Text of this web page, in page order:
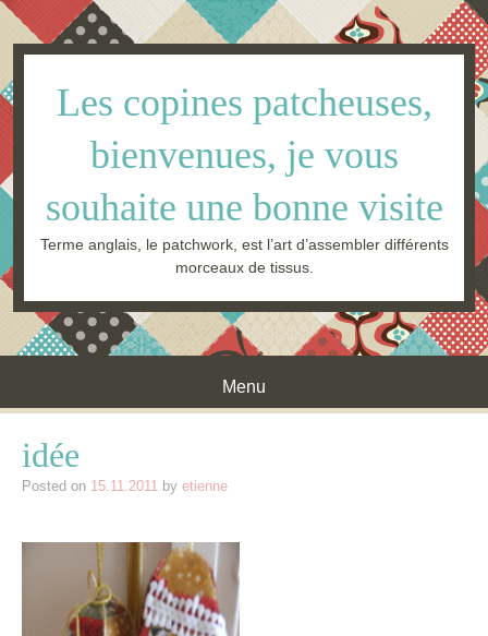
Les copines patcheuses,
bienvenues, je vous
souhaite une bonne visite
Terme anglais, le patchwork, est l’art d’assembler différents
morceaux de tissus.
Menu
idée
Posted on 15.11.2011 by etienne